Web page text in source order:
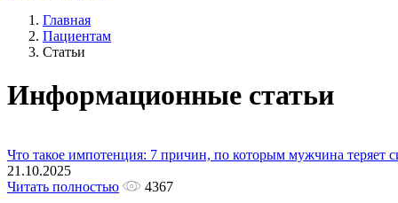
Главная
Пациентам
Статьи
Информационные статьи
Что такое импотенция: 7 причин, по которым мужчина теряет
21.10.2025
Читать полностью
4367